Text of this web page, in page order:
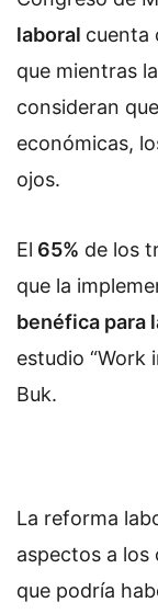
laboral cuenta
que mientras
consideran
económicas,
ojos.
El 65% de los
que la
benéfica para
estudio “Work
Buk.
La reforma
aspectos a los
que podría